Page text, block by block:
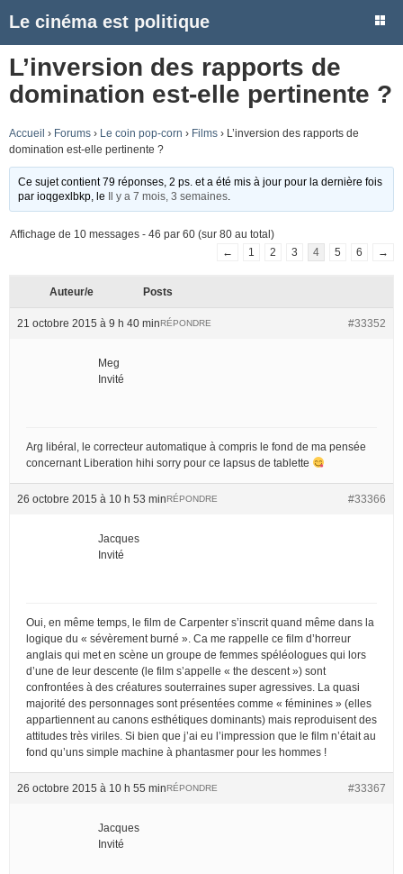
Le cinéma est politique
L’inversion des rapports de
domination est-elle pertinente ?
Accueil › Forums › Le coin pop-corn › Films › L’inversion des rapports de
domination est-elle pertinente ?
Ce sujet contient 79 réponses, 2 ps. et a été mis à jour pour la dernière fois
parioqgexlbkp , le Il y a 7 mois, 3 semaines
Affichage de 10 messages - 46 par 60 (sur 80 au total)
←
1 2 3 4 5 6 →
Auteur/e Posts
21 octobre 2015 à 9 h 40 min #33352
RÉPONDRE
Meg
Invité
Arg libéral, le correcteur automatique à compris le fond de ma pensée
concernant Liberation hihi sorry pour ce lapsus de tablette
26 octobre 2015 à 10 h 53 min #33366
RÉPONDRE
Jacques
Invité
Oui, en même temps, le film de Carpenter s’inscrit quand même dans la
logique du « sévèrement burné ». Ca me rappelle ce film d’horreur
anglais qui met en scène un groupe de femmes spéléologues qui lors
d’une de leur descente (le film s’appelle « the descent ») sont
confrontées à des créatures souterraines super agressives. La quasi
majorité des personnages sont présentées comme « féminines » (elles
appartiennent au canons esthétiques dominants) mais reproduisent des
attitudes très viriles. Si bien que j’ai eu l’impression que le film n’était au
fond qu’uns simple machine à phantasmer pour les hommes !
26 octobre 2015 à 10 h 55 min #33367
RÉPONDRE
Jacques
Invité